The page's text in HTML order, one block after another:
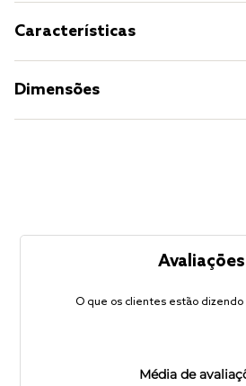
Características
Dimensões
Avaliações
O que os clientes estão dizendo
Média de